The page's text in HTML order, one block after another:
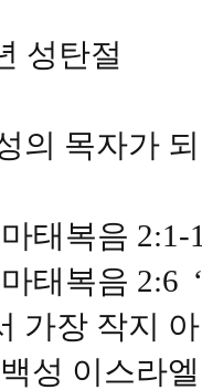
성탄절
의 목자가
태복음 2:1-
태복음 2:6
가장 작지
성 이스라